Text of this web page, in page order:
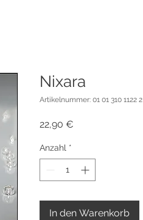
Nixara
Artikelnummer: 01 01 310 1122 2
22,90 €
Anzahl *
In den Warenkorb